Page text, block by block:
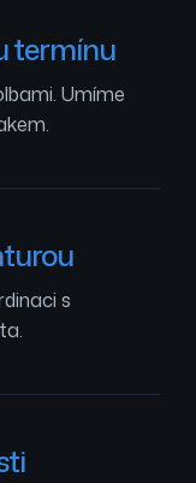
termínu
Umíme
s